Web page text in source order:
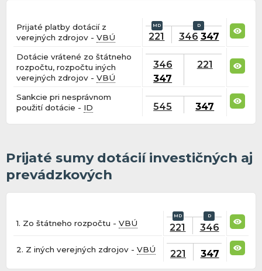
Prijaté platby dotácií z
verejných zdrojov -VBÚ 221 346 347
Dotácie vrátené zo štátneho
rozpočtu, rozpočtu iných
verejných zdrojov -VBÚ
346
347
221
Sankcie pri nesprávnom
použití dotácie - ID 545 347
Prijaté sumy dotácií investičných aj
prevádzkových
1. Zo štátneho rozpočtu -VBÚ 221 346
2. Z iných verejných zdrojov -VBÚ 221 347